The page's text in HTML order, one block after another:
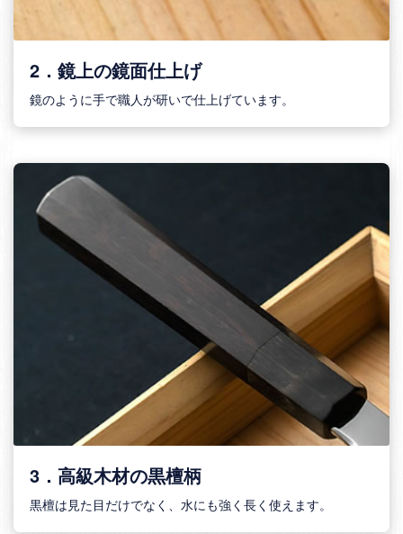
2．鏡上の鏡面仕上げ
鏡のように手で職人が研いで仕上げています。
3．高級木材の黒檀柄
黒檀は見た目だけでなく、水にも強く長く使えます。